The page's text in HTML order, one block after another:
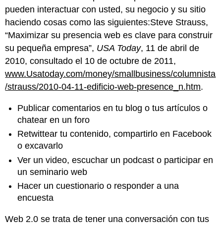
pueden interactuar con usted, su negocio y su sitio
haciendo cosas como las siguientes:Steve Strauss,
“Maximizar su presencia web es clave para construir
su pequeña empresa”, USA Today, 11 de abril de
2010, consultado el 10 de octubre de 2011,
www.Usatoday.com/money/smallbusiness/columnista
/strauss/2010-04-11-edificio-web-presence_n.htm.
Publicar comentarios en tu blog o tus artículos o
chatear en un foro
Retwittear tu contenido, compartirlo en Facebook
o excavarlo
Ver un video, escuchar un podcast o participar en
un seminario web
Hacer un cuestionario o responder a una
encuesta
Web 2.0 se trata de tener una conversación con tus